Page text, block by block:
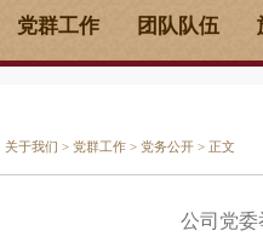
党群工作 团队队伍
关于我们 >党群工作 >党务公开 > 正文
公司党委